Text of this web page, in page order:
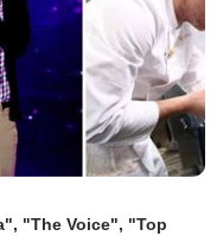
"The Voice", "Top